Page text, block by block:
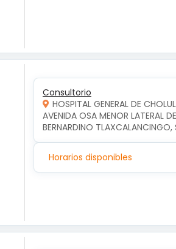
Consultorio
HOSPITAL GENERAL DE
AVENIDA OSA MENOR LATERAL
BERNARDINO TLAXCALANCINGO,
Horarios disponibles